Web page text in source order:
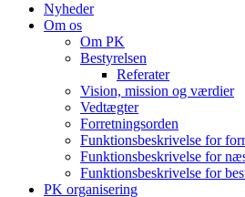
Nyheder
Om os
Om PK
Bestyrelsen
Referater
Vision, mission og værdier
Vedtægter
Forretningsorden
Funktionsbeskrivelse for
Funktionsbeskrivelse for
Funktionsbeskrivelse for
PK organisering